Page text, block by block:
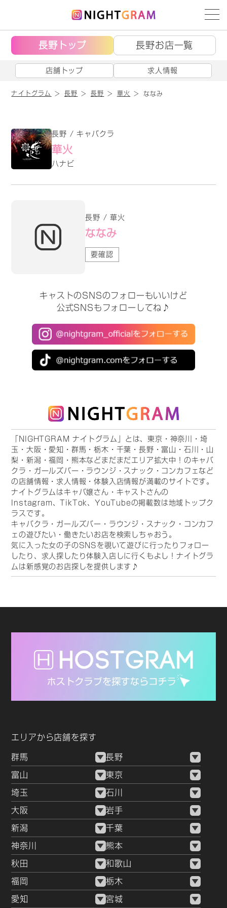
長野トップ 長野お店一覧
店舗トップ 求人情報
ナイトグラム 長野 長野 華火 ななみ
長野 / キャバクラ
華火
ハナビ
長野 / 華火
ななみ
要確認
キャストのSNSのフォローもいいけど
公式SNSもフォローしてね♪
「NIGHTGRAM ナイトグラム」とは、東京・神奈川・埼
玉・大阪・愛知・群馬・栃木・千葉・長野・富山・石川・山
梨・新潟・福岡・熊本などまだまだエリア拡大中！のキャバ
クラ・ガールズバー・ラウンジ・スナック・コンカフェなど
の店舗情報・求人情報・体験入店情報が満載のサイトです。
ナイトグラムはキャバ嬢さん・キャストさんの
Instagram、TikTok、YouTubeの掲載数は地域トップク
ラスです。
キャバクラ・ガールズバー・ラウンジ・スナック・コンカフ
ェの遊びたい・働きたいお店を検索しちゃおう。
気に入った女の子のSNSを覗いて遊びに行ったりフォロー
したり、求人探したり体験入店しに行くもよし！ナイトグラ
ムは新感覚のお店探しを提供します♪
エリアから店舗を探す
群馬 長野
富山 東京
埼玉 石川
大阪 岩手
新潟 千葉
神奈川 熊本
秋田 和歌山
福岡 栃木
愛知 宮城